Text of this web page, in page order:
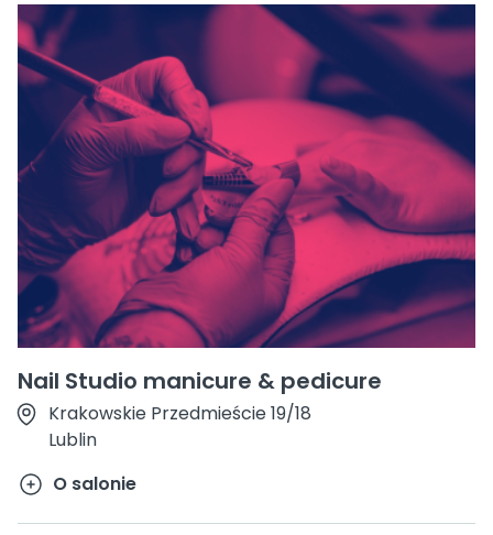
Nail Studio manicure & pedicure
Krakowskie Przedmieście 19/18
Lublin
O salonie